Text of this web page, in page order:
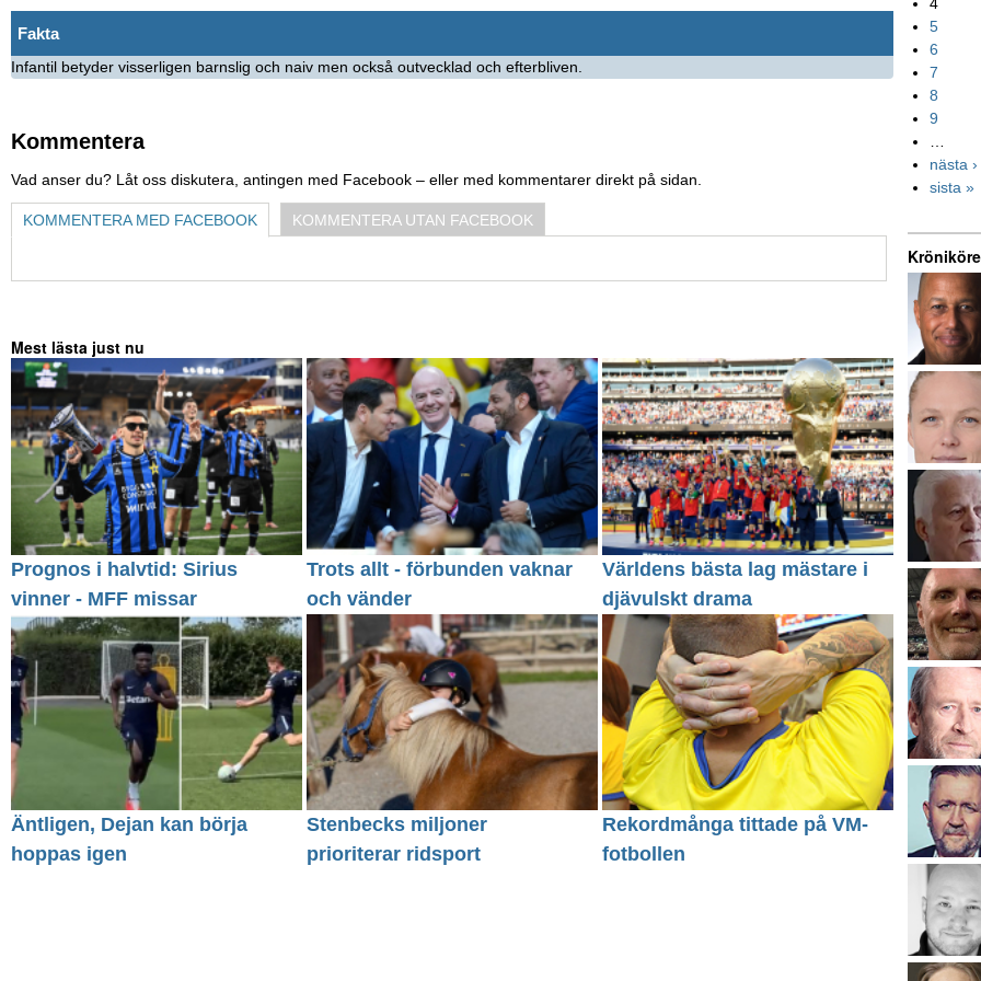
Fakta
Infantil betyder visserligen barnslig och naiv men också outvecklad och efterbliven.
Kommentera
Vad anser du? Låt oss diskutera, antingen med Facebook – eller med kommentarer direkt på sidan.
KOMMENTERA MED FACEBOOK KOMMENTERA UTAN FACEBOOK
Mest lästa just nu
Prognos i halvtid: Sirius
vinner - MFF missar
Trots allt - förbunden vaknar
och vänder
Världens bästa lag mästare i
djävulskt drama
Äntligen, Dejan kan börja
hoppas igen
Stenbecks miljoner
prioriterar ridsport
Rekordmånga tittade på VM-
fotbollen
4
5
6
7
8
9
…
nästa ›
sista »